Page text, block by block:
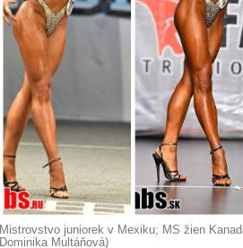
Mistrovstvo juniorek v Mexiku; MS žien
Dominika Multáňová)